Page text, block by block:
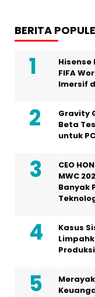
BERITA
FIFA
Imersif
Gravity
Beta
untuk PC
CEO
MWC
Banyak
Kasus